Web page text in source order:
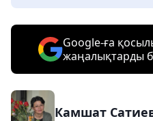
Google-ға
жаңалықтарды
Камшат